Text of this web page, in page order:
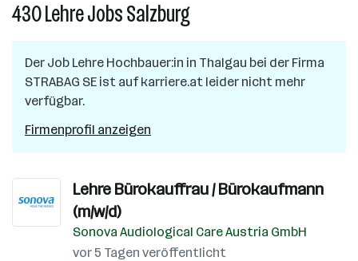
430LehreJobsSalzburg430
Lehre
in
Salzburg
Der Job Lehre Hochbauer:in in Thalgau bei der Firma
STRABAG SE ist auf karriere.at leider nicht mehr
verfügbar.
Firmenprofil anzeigen
Lehre Bürokauffrau / Bürokaufmann
(m/w/d)
Sonova Audiological Care Austria GmbH
vor 5 Tagen veröffentlicht